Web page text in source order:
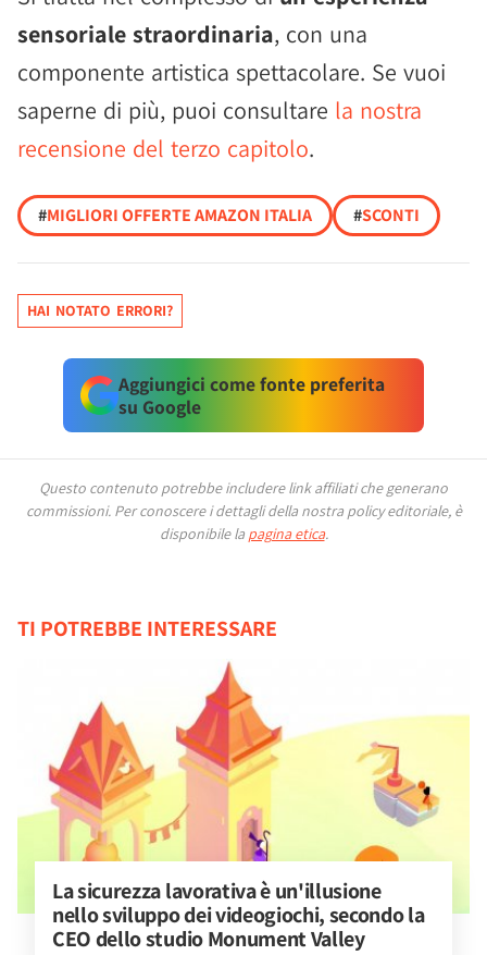
sensoriale straordinaria, con una
componente artistica spettacolare. Se vuoi
saperne di più, puoi consultare la nostra
recensione del terzo capitolo.
#MIGLIORI OFFERTE AMAZON ITALIA #SCONTI
HAI NOTATO ERRORI?
Aggiungici come fonte preferita
su Google
Questo contenuto potrebbe includere link affiliati che generano
commissioni. Per conoscere i dettagli della nostra policy editoriale, è
disponibile la pagina etica.
TI POTREBBE INTERESSARE
La sicurezza lavorativa è un'illusione
nello sviluppo dei videogiochi, secondo la
CEO dello studio Monument Valley